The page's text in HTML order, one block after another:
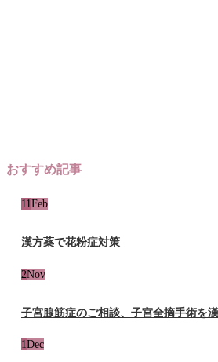
おすすめ記事
11Feb
漢方薬で花粉症対策
2Nov
子宮腺筋症のご相談、子宮全摘手術を
1Dec